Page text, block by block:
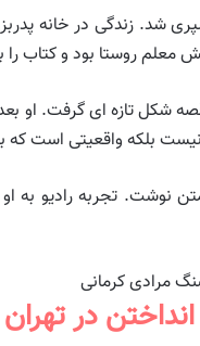
شد. زندگی در خانه
روستا بود و کتاب
شکل تازه ای گرفت. او
بلکه واقعیتی است که
نوشت. تجربه رادیو به
در تهران